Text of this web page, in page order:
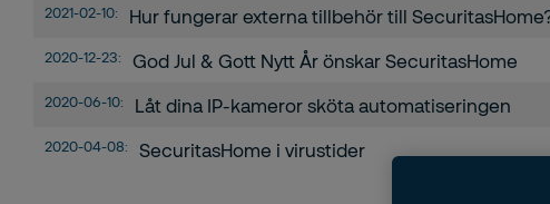
2021-02-10: Hur fungerar externa tillbehör till
2020-12-23: God Jul & Gott Nytt År önskar SecuritasHome
2020-06-10: Låt dina IP-kameror sköta automatiseringen
2020-04-08: SecuritasHome i virustider